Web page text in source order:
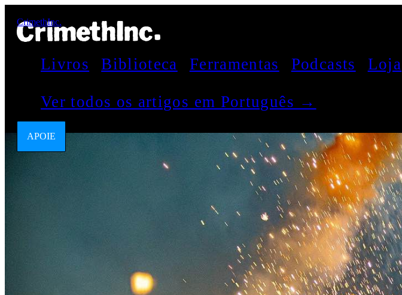
CrimethInc.
Livros Biblioteca Ferramentas Podcasts Loja
Ver todos os artigos em Português →
APOIE